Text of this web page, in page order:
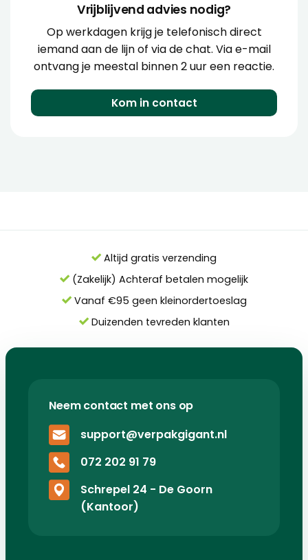
Vrijblijvend advies nodig?
Op werkdagen krijg je telefonisch direct
iemand aan de lijn of via de chat. Via e-mail
ontvang je meestal binnen 2 uur een reactie.
Kom in contact
Altijd gratis verzending
(Zakelijk) Achteraf betalen mogelijk
Vanaf €95 geen kleinordertoeslag
Duizenden tevreden klanten
Neem contact met ons op
support@verpakgigant.nl
072 202 91 79
Schrepel 24 - De Goorn
(Kantoor)